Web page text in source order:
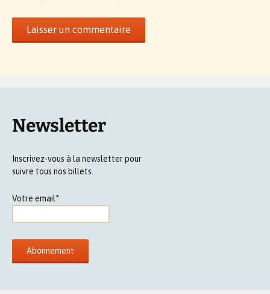
Newsletter
Inscrivez-vous à la newsletter pour
suivre tous nos billets.
Votre email*